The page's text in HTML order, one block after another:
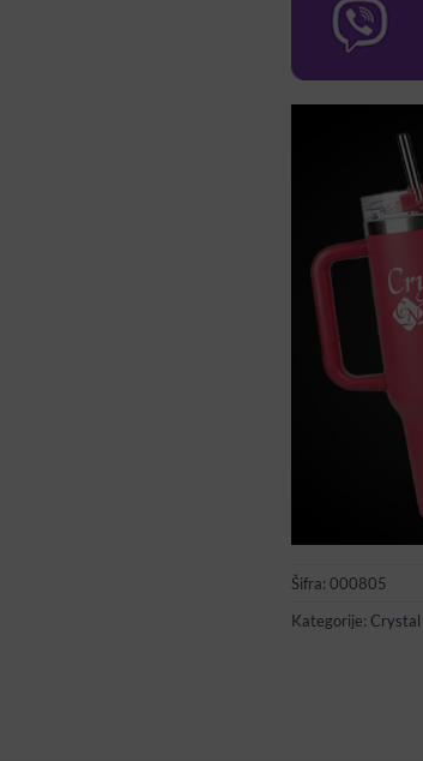
Šifra: 000805
Kategorije: Crystal